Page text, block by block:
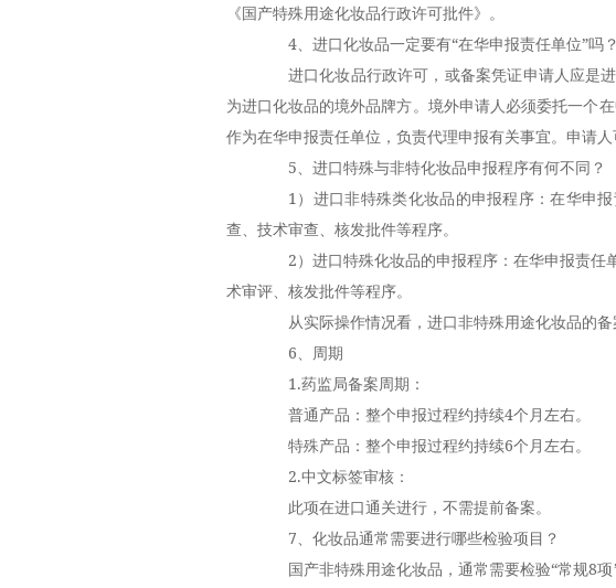
《国产特殊用途化妆品行政许可批件》。
4、进口化妆品一定要有“在华申报责任单位”吗？
进口化妆品行政许可，或备案凭证申请人应是进
为进口化妆品的境外品牌方。境外申请人必须委托一个
作为在华申报责任单位，负责代理申报有关事宜。申请人
5、进口特殊与非特化妆品申报程序有何不同？
1）进口非特殊类化妆品的申报程序：在华申报
查、技术审查、核发批件等程序。
2）进口特殊化妆品的申报程序：在华申报责任
术审评、核发批件等程序。
从实际操作情况看，进口非特殊用途化妆品的备
6、周期
1.药监局备案周期：
普通产品：整个申报过程约持续4个月左右。
特殊产品：整个申报过程约持续6个月左右。
2.中文标签审核：
此项在进口通关进行，不需提前备案。
7、化妆品通常需要进行哪些检验项目？
国产非特殊用途化妆品，通常需要检验“常规8项